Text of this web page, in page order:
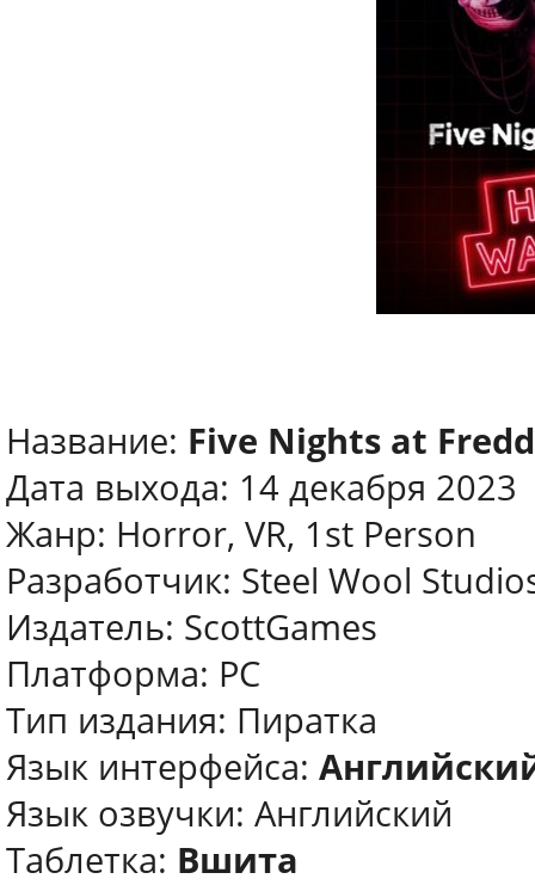
Название: Five Nights at
Дата выхода: 14 декабря 2023
Жанр: Horror, VR, 1st Person
Разработчик: Steel Wool
Издатель: ScottGames
Платформа: PC
Тип издания: Пиратка
Язык интерфейса:
Язык озвучки: Английский
Таблетка: Вшита